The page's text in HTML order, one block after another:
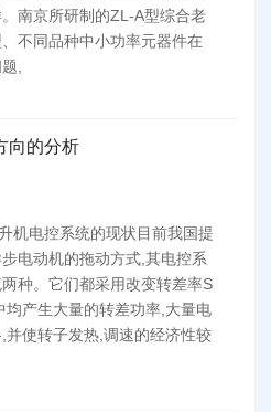
南京所研制的ZL-A型综合老
不同品种中小功率元器件在
,
向的分析
机电控系统的现状目前我国提
电动机的拖动方式,其电控系
种。它们都采用改变转差率S
均产生大量的转差功率,大量电
使转子发热,调速的经济性较